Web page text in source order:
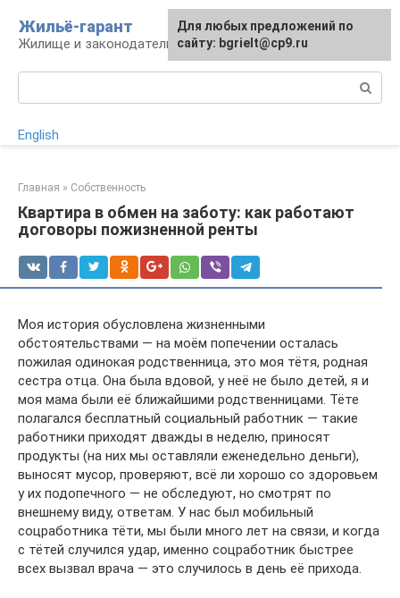
контенту
Жильё-гарант
Жилище и законодательство РФ
English
Главная » Собственность
Квартира в обмен на заботу: как работают
договоры пожизненной ренты
Моя история обусловлена жизненными
обстоятельствами — на моём попечении осталась
пожилая одинокая родственница, это моя тётя, родная
сестра отца. Она была вдовой, у неё не было детей, я и
моя мама были её ближайшими родственницами. Тёте
полагался бесплатный социальный работник — такие
работники приходят дважды в неделю, приносят
продукты (на них мы оставляли еженедельно деньги),
выносят мусор, проверяют, всё ли хорошо со здоровьем
у их подопечного — не обследуют, но смотрят по
внешнему виду, ответам. У нас был мобильный
соцработника тёти, мы были много лет на связи, и когда
с тётей случился удар, именно соцработник быстрее
всех вызвал врача — это случилось в день её прихода.
Для любых предложений по
сайту: bgrielt@cp9.ru